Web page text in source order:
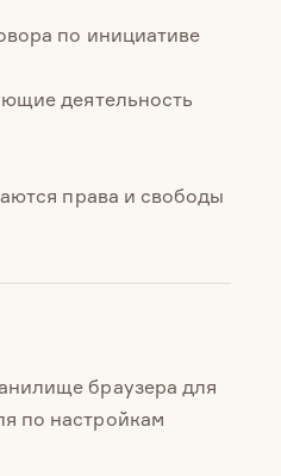
по инициативе
деятельность
права и свободы
браузера для
по настройкам